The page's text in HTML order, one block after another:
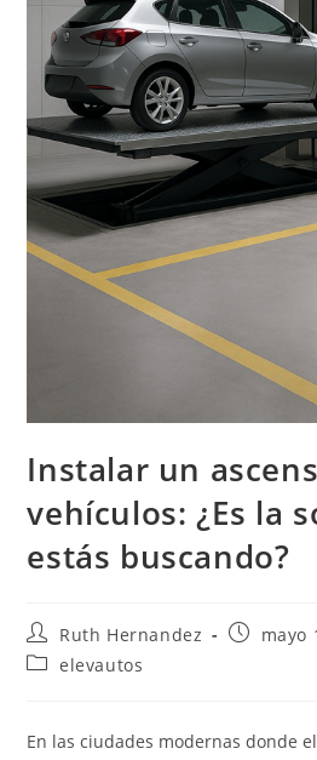
Instalar un
vehículos: ¿Es la
estás buscando?
Autor
de
la
Ruth Hernandez
mayo
Categoría
entrada:
elevautos
En las ciudades modernas donde